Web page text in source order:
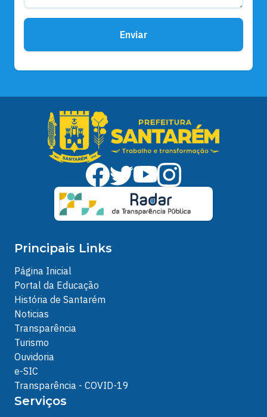
Enviar
Principais Links
Página Inicial
Portal da Educação
História de Santarém
Noticias
Transparência
Turismo
Ouvidoria
e-SIC
Transparência - COVID-19
Serviços